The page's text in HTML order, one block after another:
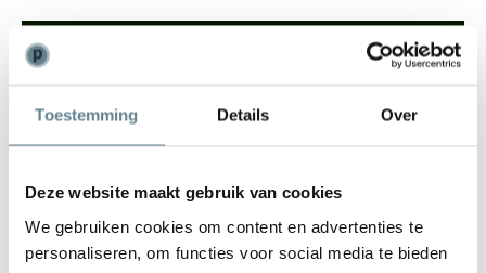
Toestemming Details Over
Deze website maakt gebruik van cookies
We gebruiken cookies om content en advertenties te
personaliseren, om functies voor social media te bieden
team!
Bel0344-228104
Mailinfo@polyesterplantenbakken.nl